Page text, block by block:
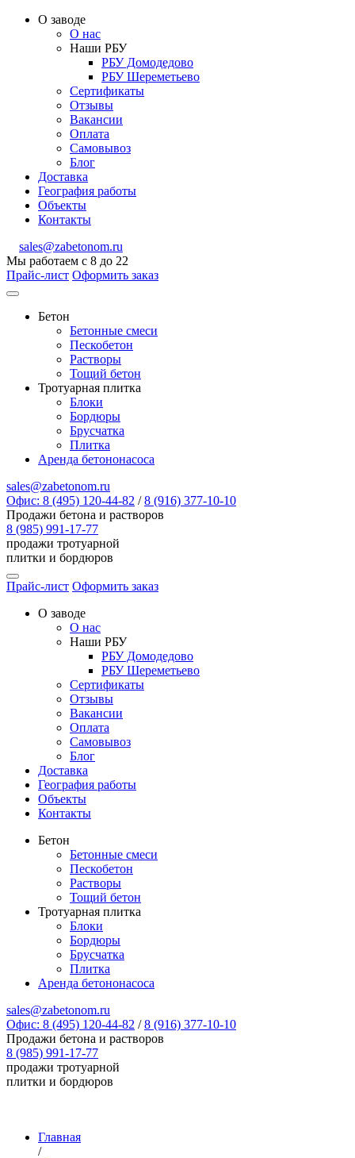
О заводе
О нас
Наши РБУ
РБУ Домодедово
РБУ Шереметьево
Сертификаты
Отзывы
Вакансии
Оплата
Самовывоз
Блог
Доставка
География работы
Объекты
Контакты
sales@zabetonom.ru
Мы работаем с 8 до 22
Прайс-лист Оформить заказ
Бетон
Бетонные смеси
Пескобетон
Растворы
Тощий бетон
Тротуарная плитка
Блоки
Бордюры
Брусчатка
Плитка
Аренда бетононасоса
sales@zabetonom.ru
Офис: 8 (495) 120-44-82 / 8 (916) 377-10-10
Продажи бетона и растворов
8 (985) 991-17-77
продажи тротуарной
плитки и бордюров
Прайс-лист Оформить заказ
О заводе
О нас
Наши РБУ
РБУ Домодедово
РБУ Шереметьево
Сертификаты
Отзывы
Вакансии
Оплата
Самовывоз
Блог
Доставка
География работы
Объекты
Контакты
Бетон
Бетонные смеси
Пескобетон
Растворы
Тощий бетон
Тротуарная плитка
Блоки
Бордюры
Брусчатка
Плитка
Аренда бетононасоса
sales@zabetonom.ru
Офис: 8 (495) 120-44-82 / 8 (916) 377-10-10
Продажи бетона и растворов
8 (985) 991-17-77
продажи тротуарной
плитки и бордюров
Главная
/